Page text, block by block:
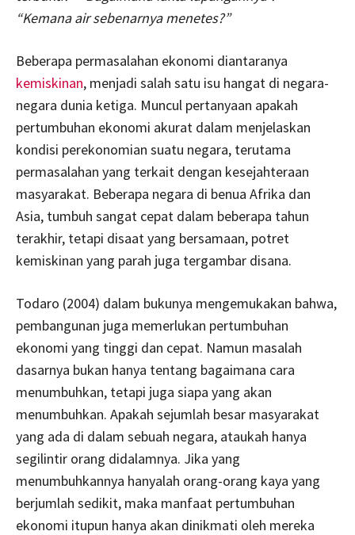
“Kemana air sebenarnya menetes?”
Beberapa permasalahan ekonomi diantaranya
kemiskinan, menjadi salah satu isu hangat di negara-
negara dunia ketiga. Muncul pertanyaan apakah
pertumbuhan ekonomi akurat dalam menjelaskan
kondisi perekonomian suatu negara, terutama
permasalahan yang terkait dengan kesejahteraan
masyarakat. Beberapa negara di benua Afrika dan
Asia, tumbuh sangat cepat dalam beberapa tahun
terakhir, tetapi disaat yang bersamaan, potret
kemiskinan yang parah juga tergambar disana.
Todaro (2004) dalam bukunya mengemukakan bahwa,
pembangunan juga memerlukan pertumbuhan
ekonomi yang tinggi dan cepat. Namun masalah
dasarnya bukan hanya tentang bagaimana cara
menumbuhkan, tetapi juga siapa yang akan
menumbuhkan. Apakah sejumlah besar masyarakat
yang ada di dalam sebuah negara, ataukah hanya
segilintir orang didalamnya. Jika yang
menumbuhkannya hanyalah orang-orang kaya yang
berjumlah sedikit, maka manfaat pertumbuhan
ekonomi itupun hanya akan dinikmati oleh mereka